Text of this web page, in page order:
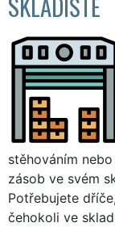
stěhováním
zásob ve svém
Potřebujete
čehokoli ve